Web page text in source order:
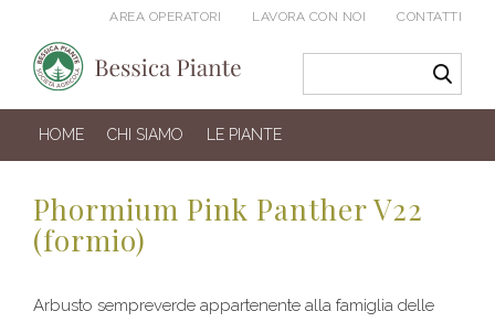
AREA OPERATORI LAVORA CON NOI CONTATTI
HOME CHI SIAMO LE PIANTE
Phormium Pink Panther V22
(formio)
Arbusto sempreverde appartenente alla famiglia delle